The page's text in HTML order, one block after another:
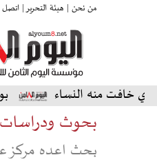
من نحن | هيئة التحرير | اتصل
النساء بودشارت
بحوث ودراسات
بحث اعده مركز